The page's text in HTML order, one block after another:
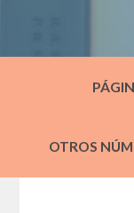
OTROS